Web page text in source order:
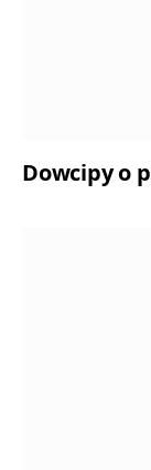
Dowcipy o